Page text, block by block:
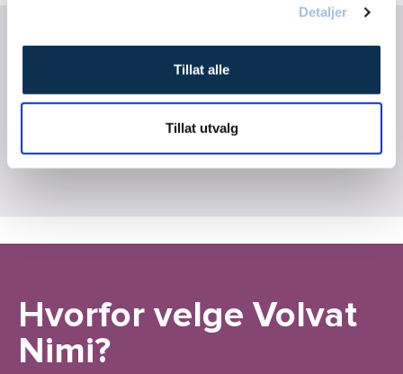
Detaljer
Tillat alle
Tillat utvalg
Ortopediske hjelpemidler
(Blatchford Ortopedi)
Hvorfor velge Volvat
Nimi?